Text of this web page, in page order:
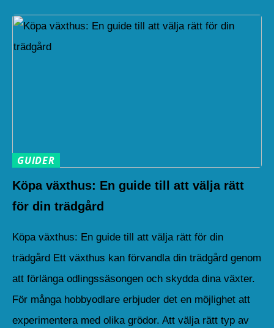
GUIDER
Köpa växthus: En guide till att välja rätt
för din trädgård
Köpa växthus: En guide till att välja rätt för din
trädgård Ett växthus kan förvandla din trädgård genom
att förlänga odlingssäsongen och skydda dina växter.
För många hobbyodlare erbjuder det en möjlighet att
experimentera med olika grödor. Att välja rätt typ av